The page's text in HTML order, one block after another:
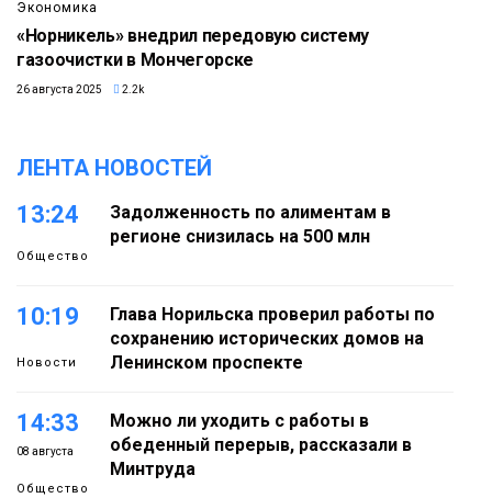
Экономика
«Норникель» внедрил передовую систему
газоочистки в Мончегорске
26 августа 2025 2.2k
ЛЕНТА НОВОСТЕЙ
13:24
Общество
Задолженность по алиментам в
регионе снизилась на 500 млн
10:19
Новости
Глава Норильска проверил работы по
сохранению исторических домов на
Ленинском проспекте
14:33
08 августа
Общество
Можно ли уходить с работы в
обеденный перерыв, рассказали в
Минтруда